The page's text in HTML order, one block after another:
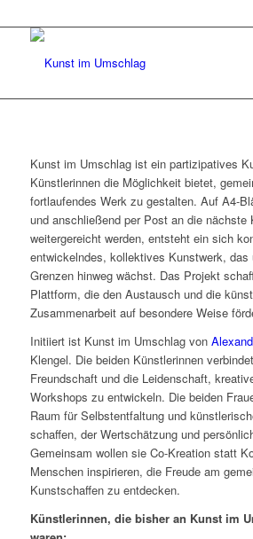
Kunst im Umschlag ist ein partizipatives
Künstlerinnen die Möglichkeit bietet,
fortlaufendes Werk zu gestalten. Auf A4-
und anschließend per Post an die nächste
weitergereicht werden, entsteht ein sich
entwickelndes, kollektives Kunstwerk, das
Grenzen hinweg wächst. Das Projekt
Plattform, die den Austausch und die
Zusammenarbeit auf besondere Weise
Initiiert ist Kunst im Umschlag von
Klengel. Die beiden Künstlerinnen
Freundschaft und die Leidenschaft,
Workshops zu entwickeln. Die beiden
Raum für Selbstentfaltung und
schaffen, der Wertschätzung und
Gemeinsam wollen sie Co-Kreation statt
Menschen inspirieren, die Freude am
Kunstschaffen zu entdecken.
Künstlerinnen, die bisher an Kunst im